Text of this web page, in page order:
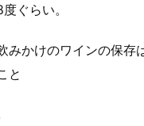
ぐらい。
みかけのワインの保存
と